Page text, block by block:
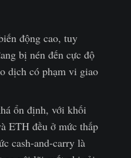
động cao, tuy
bị nén đến cực độ
dịch có phạm vi giao
ổn định, với khối
ETH đều ở mức thấp
cash-and-carry là